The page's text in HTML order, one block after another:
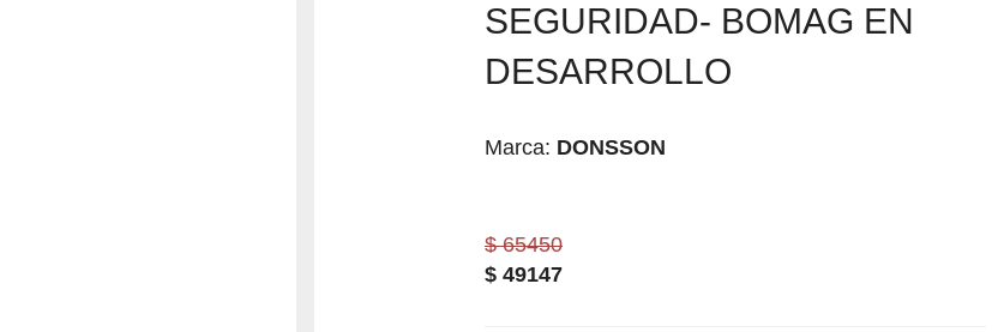
SEGURIDAD- BOMAG EN
DESARROLLO
Marca: DONSSON
$ 65450
$ 49147